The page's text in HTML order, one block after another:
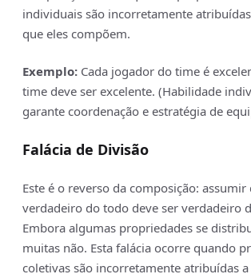
individuais são incorretamente
que eles compõem.
Exemplo: Cada jogador do time é
time deve ser excelente. (Habilidade
garante coordenação e estratégia de
Falácia de Divisão
Este é o reverso da composição: assumir
verdadeiro do todo deve ser verdadeiro
Embora algumas propriedades se
muitas não. Esta falácia ocorre quando
coletivas são incorretamente atribuídas